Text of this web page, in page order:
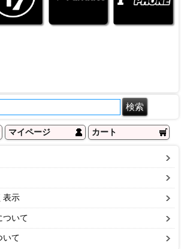
マイページ カート
表示
ついて
いて